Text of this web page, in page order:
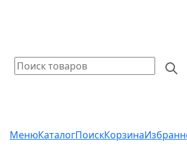
МенюКаталогПоискКорзина